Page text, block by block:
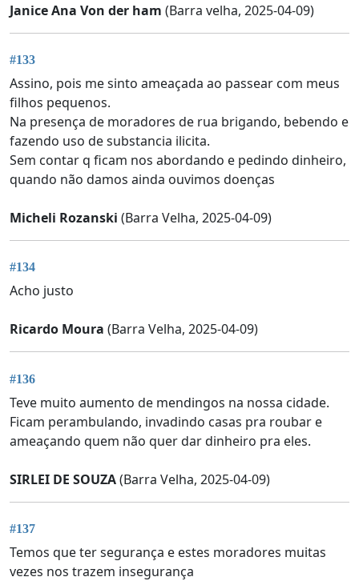
Janice Ana Von der ham (Barra velha, 2025-04-09)
#133
Assino, pois me sinto ameaçada ao passear com meus
filhos pequenos.
Na presença de moradores de rua brigando, bebendo e
fazendo uso de substancia ilicita.
Sem contar q ficam nos abordando e pedindo dinheiro,
quando não damos ainda ouvimos doenças
Micheli Rozanski (Barra Velha, 2025-04-09)
#134
Acho justo
Ricardo Moura (Barra Velha, 2025-04-09)
#136
Teve muito aumento de mendingos na nossa cidade.
Ficam perambulando, invadindo casas pra roubar e
ameaçando quem não quer dar dinheiro pra eles.
SIRLEI DE SOUZA(Barra Velha, 2025-04-09)
#137
Temos que ter segurança e estes moradores muitas
vezes nos trazem insegurança